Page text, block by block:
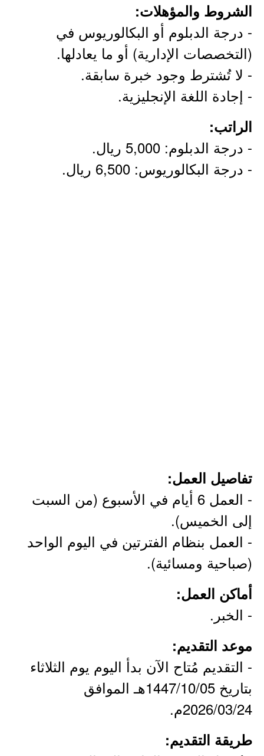
الشروط والمؤهلات:
- درجة الدبلوم أو البكالوريوس في
(التخصصات الإدارية) أو ما يعادلها.
- لا تُشترط وجود خبرة سابقة.
- إجادة اللغة الإنجليزية.
الراتب:
- درجة الدبلوم: 5,000 ريال.
- درجة البكالوريوس: 6,500 ريال.
تفاصيل العمل:
- العمل 6 أيام في الأسبوع (من السبت
إلى الخميس).
- العمل بنظام الفترتين في اليوم الواحد
(صباحية ومسائية).
أماكن العمل:
- الخبر.
موعد التقديم:
- التقديم مُتاح الآن بدأ اليوم يوم الثلاثاء
بتاريخ 1447/10/05هـ الموافق
2026/03/24م.
طريقة التقديم: